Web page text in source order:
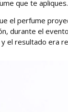
que te apliques.
el perfume
durante el
el resultado era